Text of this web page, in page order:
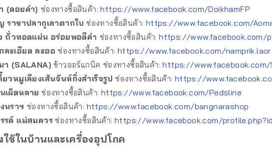
(ดอยคำ) ช่องทางซื้อสินค้า:https://www.facebook.com/DoikhamFP
ราชาปลากุเลาตากใบ ช่องทางซื้อสินค้า: https://www.facebook.com/
ถั่วทอดแผ่น อร่อยพอดีคำ ช่องทางซื้อสินค้า:https://www.facebook.com/
ละเอียด ละออช่องทางซื้อสินค้า:https://www.facebook.com/namprik.laor
า (SALANA) ข้าวออร์แกนิค ช่องทางซื้อสินค้า:https://www.facebook.com/
ยวหมูเลียงเส้นจันท์กึ่งสำเร็จรูป ช่องทางซื้อสินค้า: https://
เผ็ดหลาย ช่องทางซื้อสินค้า: https://www.facebook.com/Pedsline
นราฯ ช่องทางซื้อสินค้า: https://www.facebook.com/bangnarashop
รค์ แม่สมควรช่องทางซื้อสินค้า:https://www.facebook.com/
ช้ในบ้านและเครื่องอุปโภค